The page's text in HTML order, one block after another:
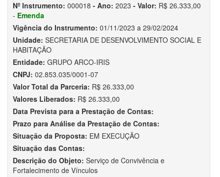
Nº Instrumento: 000018 - Ano: 2023 - Valor: R$ 26.333,00
- Emenda
Vigência do Instrumento: 01/11/2023 a 29/02/2024
Unidade: SECRETARIA DE DESENVOLVIMENTO SOCIAL E
HABITAÇÃO
Entidade: GRUPO ARCO-IRIS
CNPJ: 02.853.035/0001-07
Valor Total da Parceria: R$ 26.333,00
Valores Liberados: R$ 26.333,00
Data Prevista para a Prestação de Contas:
Prazo para Análise da Prestação de Contas:
Situação da Proposta: EM EXECUÇÃO
Situação das Contas:
Descrição do Objeto: Serviço de Convivência e
Fortalecimento de Vínculos